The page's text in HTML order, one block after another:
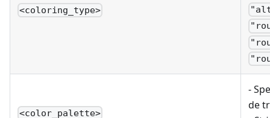
<coloring_type>
<color_palette>
-
de